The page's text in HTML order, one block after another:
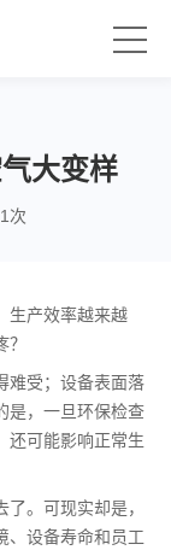
大变样
次
生产效率越来越
难受；设备表面落
是，一旦环保检查
还可能影响正常生
。可现实却是，
、设备寿命和员工